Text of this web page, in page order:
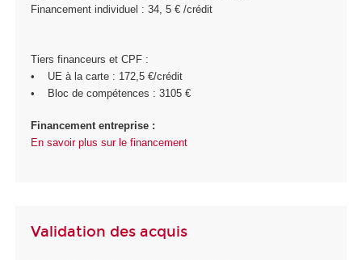
Financement individuel : 34, 5 € /crédit
Tiers financeurs et CPF :
• UE à la carte : 172,5 €/crédit
• Bloc de compétences : 3105 €
Financement entreprise :
En savoir plus sur le financement
Validation des acquis